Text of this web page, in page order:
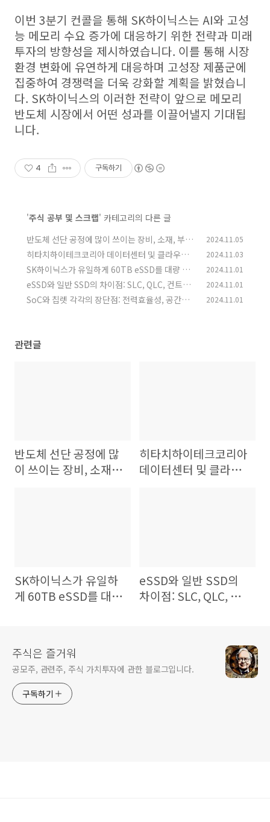
이번 3분기 컨콜을 통해 SK하이닉스는 AI와 고성
능 메모리 수요 증가에 대응하기 위한 전략과 미래
투자의 방향성을 제시하였습니다. 이를 통해 시장
환경 변화에 유연하게 대응하며 고성장 제품군에
집중하여 경쟁력을 더욱 강화할 계획을 밝혔습니
다. SK하이닉스의 이러한 전략이 앞으로 메모리
반도체 시장에서 어떤 성과를 이끌어낼지 기대됩
니다.
4 구독하기
'주식 공부 및 스크랩' 카테고리의 다른 글
반도체 선단 공정에 많이 쓰이는 장비, 소재, 부품
(0)
2024.11.05
히타치하이테크코리아 데이터센터 및 클라우드
서비스 등등 주요 사업 내용 (0)
2024.11.03
SK하이닉스가 유일하게 60TB eSSD를 대량 공
급할 수 있는 이유 (0)
2024.11.01
eSSD와 일반 SSD의 차이점: SLC, QLC, 컨트롤
러 (0)
2024.11.01
SoC와 칩렛 각각의 장단점: 전력효율성, 공간활
2024.11.01
관련글
반도체 선단 공정에 많
이 쓰이는 장비, 소재,
히타치하이테크코리아
데이터센터 및 클라우
SK하이닉스가 유일하
게 60TB eSSD를 대량
eSSD와 일반 SSD의
차이점: SLC, QLC, 컨
주식은 즐거워
공모주, 관련주, 주식 가치투자에 관한 블로그입니다.
구독하기